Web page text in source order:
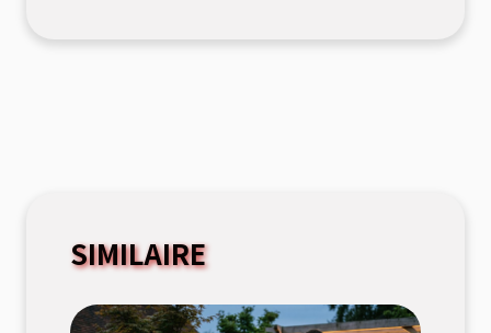
SIMILAIRE